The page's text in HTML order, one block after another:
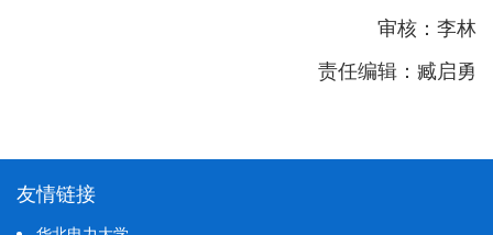
审核：李林
责任编辑：臧启勇
友情链接